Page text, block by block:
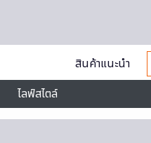
สินค้าแนะนำ
ไลฟ์สไตล์